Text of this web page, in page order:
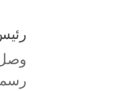
وصل